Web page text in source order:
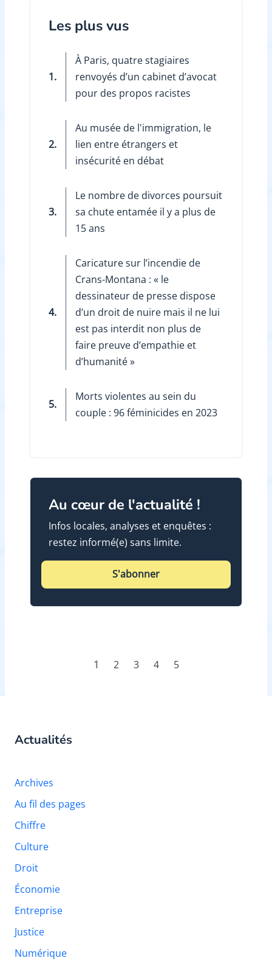
Les plus vus
1.
À Paris, quatre stagiaires
renvoyés d’un cabinet d’avocat
pour des propos racistes
2.
Au musée de l'immigration, le
lien entre étrangers et
insécurité en débat
3.
Le nombre de divorces poursuit
sa chute entamée il y a plus de
15 ans
4.
Caricature sur l’incendie de
Crans-Montana : « le
dessinateur de presse dispose
d’un droit de nuire mais il ne lui
est pas interdit non plus de
faire preuve d’empathie et
d’humanité »
5.
Morts violentes au sein du
couple : 96 féminicides en 2023
Au cœur de l'actualité !
Infos locales, analyses et enquêtes :
restez informé(e) sans limite.
S'abonner
1 2 3 4 5
Actualités
Archives
Au fil des pages
Chiffre
Culture
Droit
Économie
Entreprise
Justice
Numérique